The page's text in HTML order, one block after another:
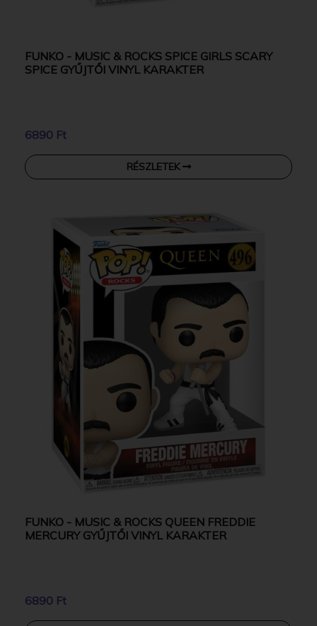
FUNKO - MUSIC & ROCKS SPICE GIRLS SCARY
SPICE GYŰJTŐI VINYL KARAKTER
6890 Ft
RÉSZLETEK
FUNKO - MUSIC & ROCKS QUEEN FREDDIE
MERCURY GYŰJTŐI VINYL KARAKTER
6890 Ft